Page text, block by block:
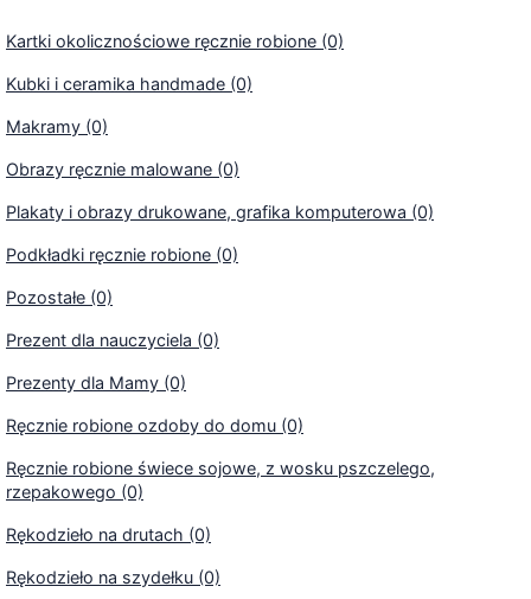
Kartki okolicznościowe ręcznie robione (0)
Kubki i ceramika handmade (0)
Makramy (0)
Obrazy ręcznie malowane (0)
Plakaty i obrazy drukowane, grafika komputerowa (0)
Podkładki ręcznie robione (0)
Pozostałe (0)
Prezent dla nauczyciela (0)
Prezenty dla Mamy (0)
Ręcznie robione ozdoby do domu (0)
Ręcznie robione świece sojowe, z wosku pszczelego,
rzepakowego (0)
Rękodzieło na drutach (0)
Rękodzieło na szydełku (0)